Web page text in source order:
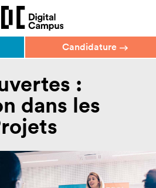
:
dans les
Candidature